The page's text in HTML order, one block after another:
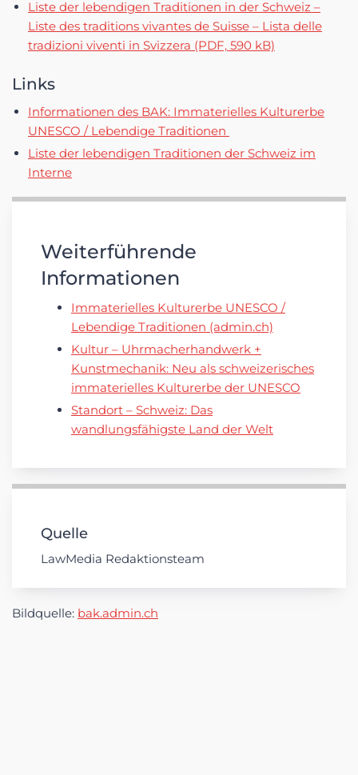
Liste der lebendigen Traditionen in der Schweiz –
Liste des traditions vivantes de Suisse – Lista delle
tradizioni viventi in Svizzera (PDF, 590 kB)
Links
Informationen des BAK: Immaterielles Kulturerbe
UNESCO / Lebendige Traditionen
Liste der lebendigen Traditionen der Schweiz im
Interne
Weiterführende
Informationen
Immaterielles Kulturerbe UNESCO /
Lebendige Traditionen (admin.ch)
Kultur – Uhrmacherhandwerk +
Kunstmechanik: Neu als schweizerisches
immaterielles Kulturerbe der UNESCO
Standort – Schweiz: Das
wandlungsfähigste Land der Welt
Quelle
LawMedia Redaktionsteam
Bildquelle: bak.admin.ch